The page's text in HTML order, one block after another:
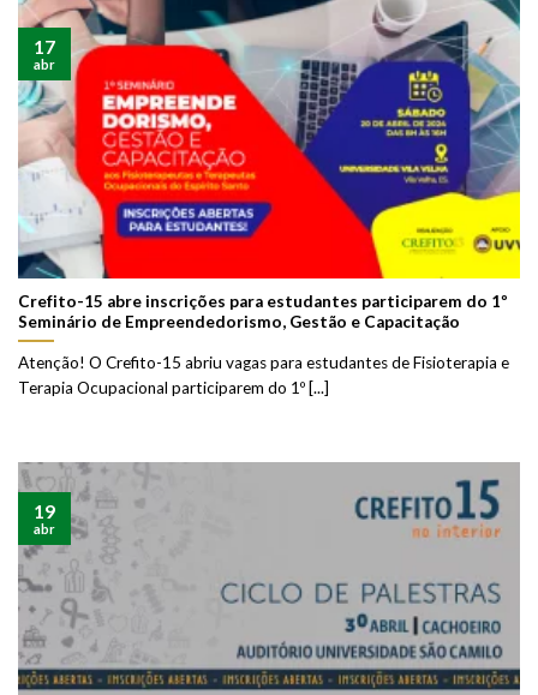
Crefito-15 abre inscrições para estudantes participarem do 1º
Seminário de Empreendedorismo, Gestão e Capacitação
Atenção! O Crefito-15 abriu vagas para estudantes de Fisioterapia e
Terapia Ocupacional participarem do 1º [...]
17
abr
19
abr